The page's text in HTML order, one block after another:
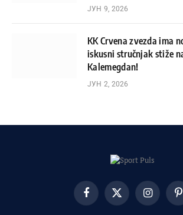
ЈУН 9, 2026
KK Crvena zvezda ima
iskusni stručnjak stiže
Kalemegdan!
ЈУН 2, 2026
FacebookX
(Twitter)
Instagram